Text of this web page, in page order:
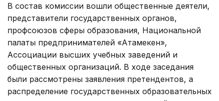
В состав комиссии вошли общественные деятели,
представители государственных органов,
профсоюзов сферы образования, Национальной
палаты предпринимателей «Атамекен»,
Ассоциации высших учебных заведений и
общественных организаций. В ходе заседания
были рассмотрены заявления претендентов, а
распределение государственных образовательных